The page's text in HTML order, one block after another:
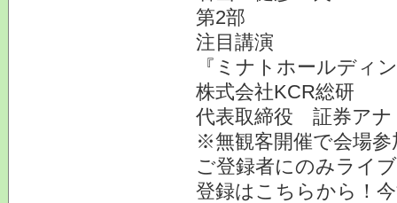
第2部
注目講演
『ミナトホールディ
株式会社KCR総研
代表取締役 証券ア
※無観客開催で会場
ご登録者にのみライ
登録はこちらから！